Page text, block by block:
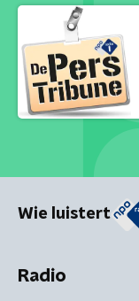
Wie luistert
Radio